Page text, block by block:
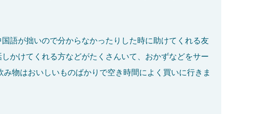
語が拙いので分からなかったりした時に助けてくれる友
かけてくれる方などがたくさんいて、おかずなどをサー
物はおいしいものばかりで空き時間によく買いに行きま